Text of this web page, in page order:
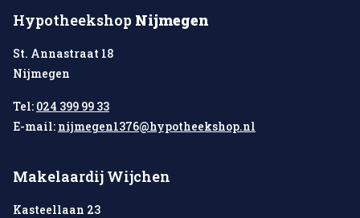
Hypotheekshop Nijmegen
St. Annastraat 18
Nijmegen
Tel: 024 399 99 33
E-mail: nijmegen1376@hypotheekshop.nl
Makelaardij Wijchen
Kasteellaan 23